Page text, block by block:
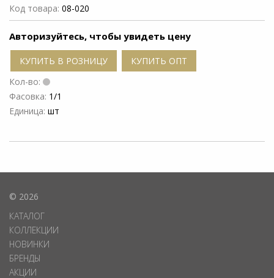
Код товара: 08-020
Авторизуйтесь, чтобы увидеть цену
КУПИТЬ В РОЗНИЦУ
КУПИТЬ ОПТ
Кол-во:
Фасовка: 1/1
Единица: шт
© 2026
КАТАЛОГ
КОЛЛЕКЦИИ
НОВИНКИ
БРЕНДЫ
АКЦИИ